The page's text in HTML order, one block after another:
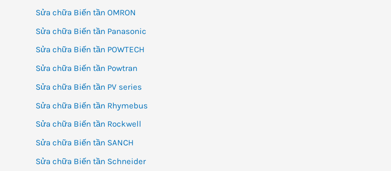
Sửa chữa Biến tần OMRON
Sửa chữa Biến tần Panasonic
Sửa chữa Biến tần POWTECH
Sửa chữa Biến tần Powtran
Sửa chữa Biến tần PV series
Sửa chữa Biến tần Rhymebus
Sửa chữa Biến tần Rockwell
Sửa chữa Biến tần SANCH
Sửa chữa Biến tần Schneider